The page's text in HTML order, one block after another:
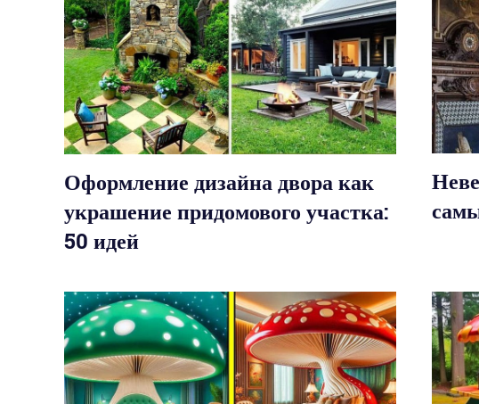
Оформление дизайна двора как
украшение придомового участка:
50 идей